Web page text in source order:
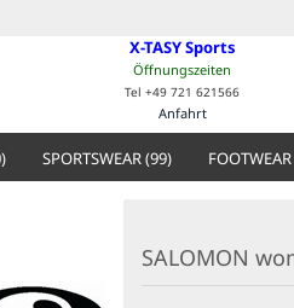
X-TASY Sports
Öffnungszeiten
Tel +49 721 621566
Anfahrt
SPORTSWEAR (99)
SALOMON